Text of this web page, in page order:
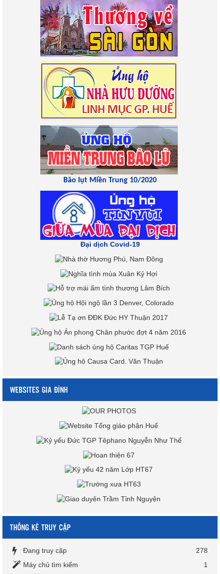
Bão lụt Miền Trung 10/2020
Đại dịch Covid-19
WEBSITES GIA ĐÌNH
THỐNG KÊ TRUY CẬP
Đang truy cập
278
Máy chủ tìm kiếm
1